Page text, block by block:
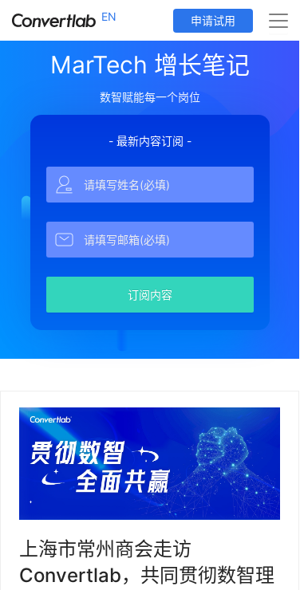
EN 申请试用
行业方案
资讯中心
MarTech 增长笔记
数智赋能每一个岗位
- 最新内容订阅 -
订阅内容
上海市常州商会走访
Convertlab，共同贯彻数智理